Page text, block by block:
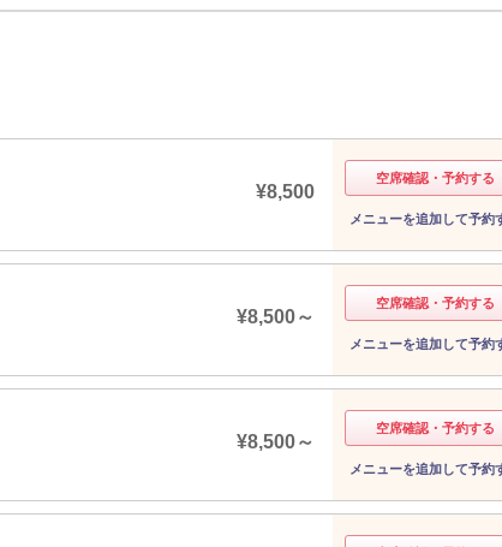
¥8,500
空席確認・予約する
メニューを追加して予約
¥8,500～
空席確認・予約する
メニューを追加して予約
¥8,500～
空席確認・予約する
メニューを追加して予約